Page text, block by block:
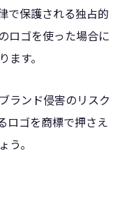
で保護される独占的
ロゴを使った場合に
す。
ランド侵害のリスク
ロゴを商標で押さえ
。